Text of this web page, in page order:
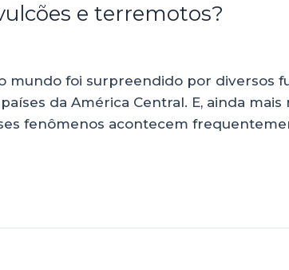
e terremotos?
mundo foi surpreendido por diversos
da América Central. E, ainda mais
fenômenos acontecem